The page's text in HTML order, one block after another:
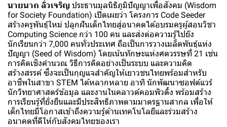
นายนาถ ลิ่วเจริญ ประธานมูลนิธิภูมิปัญญาเพื่อสังคม (Wisdom
for Society Foundation) เปิดเผยว่า โครงการ Code Seeder
สร้างครูพันธุ์ใหม่ ปลูกฝันเด็กไทยสู่อนาคตได้อบรมครูผู้สอนวิชา
Computing Science กว่า 100 คน และส่งต่อความรู้ไปยัง
นักเรียนกว่า 7,000 คนทั่วประเทศ ถือเป็นการวางเมล็ดพันธุ์แห่ง
ปัญญา (Seed of Wisdom) โดยเน้นทักษะแห่งศตวรรษที่ 21 เช่น
การคิดเชิงคำนวณ วิธีการคิดอย่างเป็นระบบ และความคิด
สร้างสรรค์ ซึ่งจะเป็นกุญแจสำคัญให้เยาวชนไทยพร้อมสำหรับ
อาชีพในสาขา STEM ได้หลากหลาย อาทิ นักพัฒนาซอฟต์แวร์
นักวิทยาศาสตร์ข้อมูล และงานในคลาวด์คอมพิวติ้ง พร้อมสร้าง
การเรียนรู้ที่ยั่งยืนและมีประสิทธิภาพตามมาตรฐานสากล เพื่อให้
เด็กไทยมีโอกาสเข้าถึงความรู้ด้านเทคโนโลยีและร่วมสร้าง
อนาคตที่ดีให้กับสังคมไทยของเรา